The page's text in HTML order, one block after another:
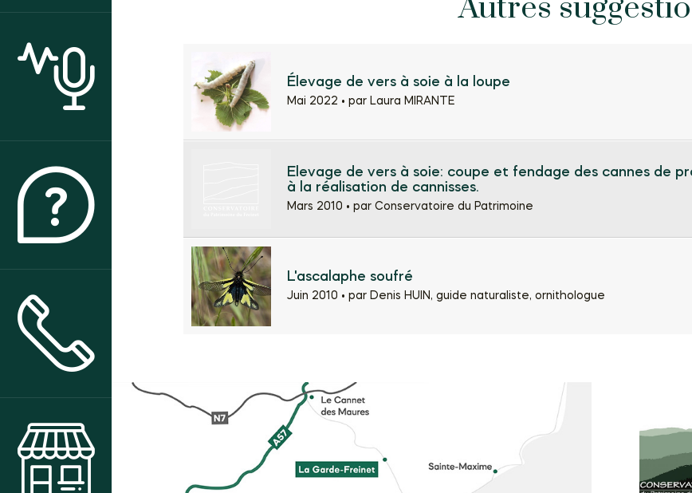
Autres
Élevage de vers à soie à la loupe
Mai 2022 • par Laura MIRANTE
Elevage de vers à soie: coupe et fendage des cannes de
à la réalisation de cannisses.
Mars 2010 • par Conservatoire du Patrimoine
L'ascalaphe soufré
Juin 2010 • par Denis HUIN, guide naturaliste, ornithologue